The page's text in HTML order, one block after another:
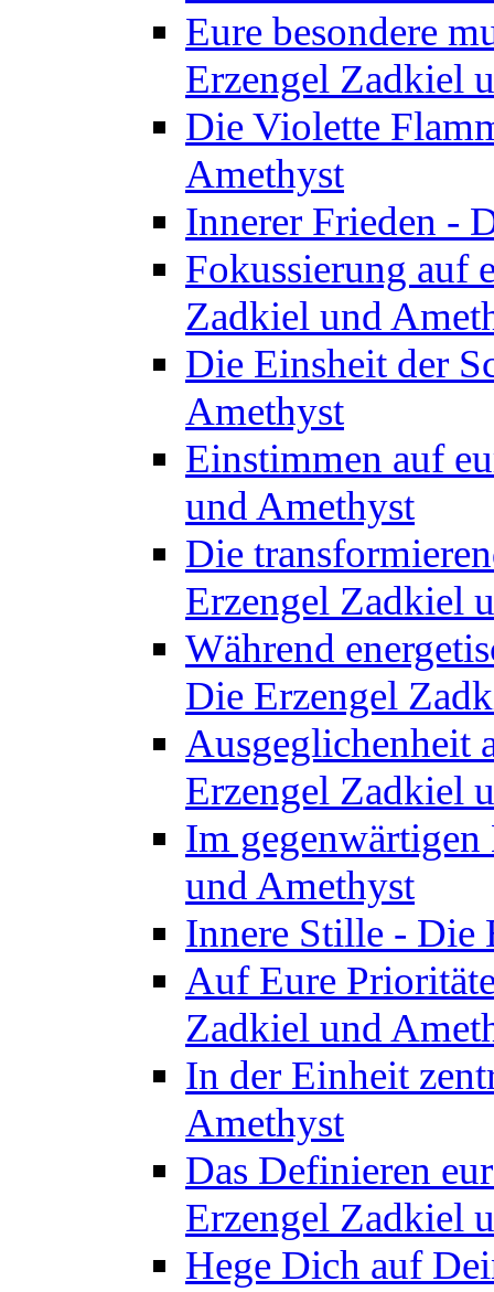
Eure besondere
Erzengel Zadkiel
Die Violette
Amethyst
Innerer Frieden -
Fokussierung auf
Zadkiel und
Die Einsheit der
Amethyst
Einstimmen auf
und Amethyst
Die
Erzengel Zadkiel
Während
Die Erzengel
Ausgeglichenheit
Erzengel Zadkiel
Im
und Amethyst
Innere Stille - Die
Auf Eure
Zadkiel und
In der Einheit
Amethyst
Das Definieren
Erzengel Zadkiel
Hege Dich auf